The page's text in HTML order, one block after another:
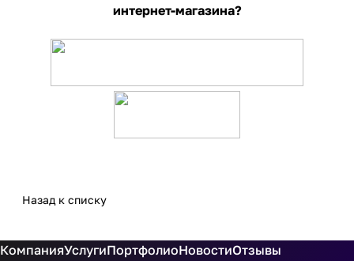
интернет-магазина?
Назад к списку
КомпанияУслугиПортфолиоНовостиОтзывы